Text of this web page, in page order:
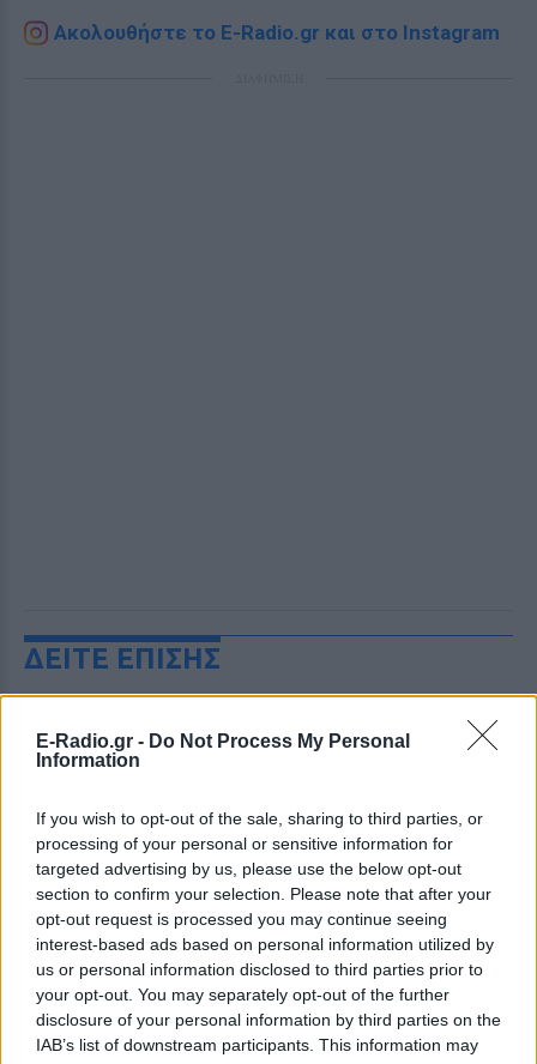
E-Radio.gr - Do Not Process My Personal
Information
If you wish to opt-out of the sale, sharing to third parties, or
processing of your personal or sensitive information for
targeted advertising by us, please use the below opt-out
section to confirm your selection. Please note that after your
opt-out request is processed you may continue seeing
interest-based ads based on personal information utilized by
us or personal information disclosed to third parties prior to
your opt-out. You may separately opt-out of the further
disclosure of your personal information by third parties on the
IAB’s list of downstream participants. This information may
Ακολουθήστε το E-Radio.gr και στο Instagram
ΔΕΙΤΕ ΕΠΙΣΗΣ
και δέχτηκε ανελέητο
τρολάρισμα online
ΣΉΜΕΡΑ
Πολλοί εξέφρασαν απορία για την
καταλληλότητα του νερού, με σχόλια
όπως «τα πόδια του δεν ήταν μέσα σε
αυτό;»
22 χρόνια από τον θάνατο του
Δημήτρη Παπαμιχαήλ: Η
ανάρτηση της Φίνος Φιλμ για